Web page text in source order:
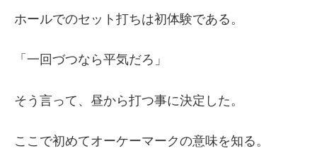
ホールでのセット打ちは初体験である。
「一回づつなら平気だろ」
そう言って、昼から打つ事に決定した。
ここで初めてオーケーマークの意味を知る。